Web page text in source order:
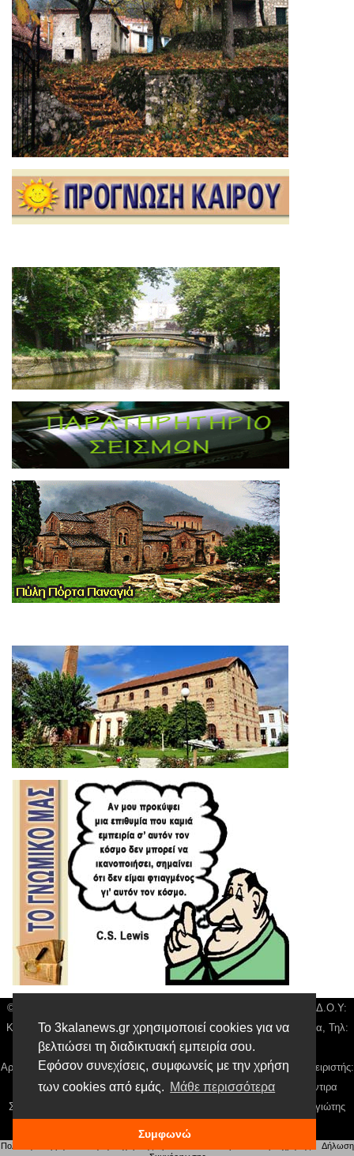
Το 3kalanews.gr χρησιμοποιεί cookies για να
βελτιώσει τη διαδικτυακή εμπειρία σου.
Εφόσον συνεχίσεις, συμφωνείς με την χρήση
των cookies από εμάς. Μάθε περισσότερα
Συμφωνώ
© 3kala News | Διακριτικός Τίτλος: Orion Media, ΑΦΜ: 043750542, Δ.Ο.Υ:
Καρδίτσας, Υπο/μα Τρικάλων, Δ/νση: Τιουσόν 31 τ.κ 42132 Τρίκαλα, Τηλ:
24310 63300, email: news@3kalanews.gr
Αρ. Γεμή: 018804431000, Νόμιμος Εκπρόσωπος, Ιδιοκτήτης και Διαχειριστής:
Παναγιώτης Φιλίππου, Διευθύντρια: Γιαννουσά Βασιλική, Διευθύντιρα
Σύνταξης: Μπαλαμπάνη Βασιλική. Δικαιούχος domain name Παναγιώτης
Φιλίππου
Πολιτική απορρήτου
Δήλωση